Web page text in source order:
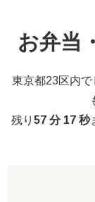
お弁当
東京都23区内
残り 57 分 16 秒